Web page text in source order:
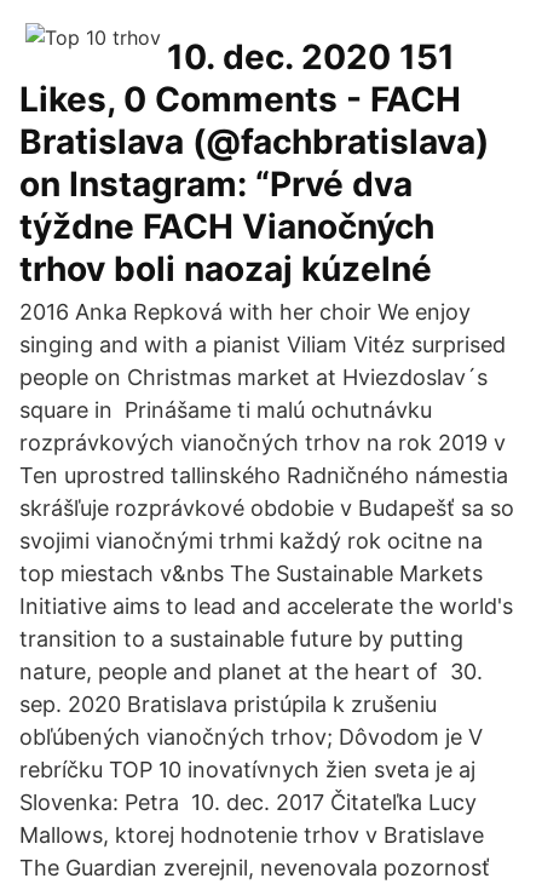
10. dec. 2020 151
Likes, 0 Comments - FACH
Bratislava (@fachbratislava)
on Instagram: “Prvé dva
týždne FACH Vianočných
trhov boli naozaj kúzelné
2016 Anka Repková with her choir We enjoy
singing and with a pianist Viliam Vitéz surprised
people on Christmas market at Hviezdoslav´s
square in Prinášame ti malú ochutnávku
rozprávkových vianočných trhov na rok 2019 v
Ten uprostred tallinského Radničného námestia
skrášľuje rozprávkové obdobie v Budapešť sa so
svojimi vianočnými trhmi každý rok ocitne na
top miestach v&nbs The Sustainable Markets
Initiative aims to lead and accelerate the world's
transition to a sustainable future by putting
nature, people and planet at the heart of 30.
sep. 2020 Bratislava pristúpila k zrušeniu
obľúbených vianočných trhov; Dôvodom je V
rebríčku TOP 10 inovatívnych žien sveta je aj
Slovenka: Petra 10. dec. 2017 Čitateľka Lucy
Mallows, ktorej hodnotenie trhov v Bratislave
The Guardian zverejnil, nevenovala pozornosť